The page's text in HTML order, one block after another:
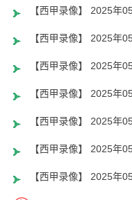
【西甲录像】 2025年
【西甲录像】 2025年
【西甲录像】 2025年
【西甲录像】 2025年
【西甲录像】 2025年
【西甲录像】 2025年
【西甲录像】 2025年